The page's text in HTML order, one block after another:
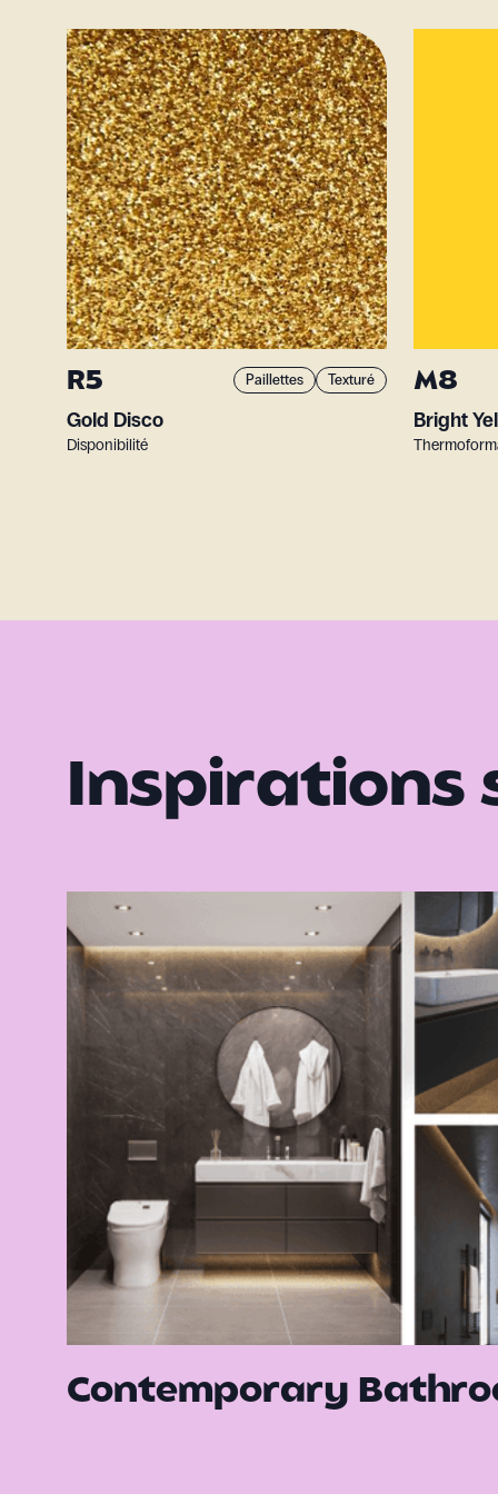
R5 Paillettes Texturé
Gold Disco
Disponibilité
M8
Bright
Inspirations
Contemporary